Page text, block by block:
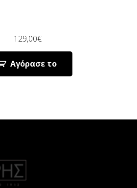
129,00€
Αγόρασε το